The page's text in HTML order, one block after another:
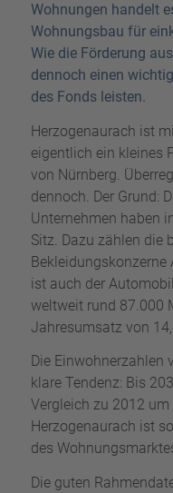
Wohnungen handelt
Wohnungsbau für
Wie die Förderung
dennoch einen
des Fonds leisten.
Herzogenaurach ist
eigentlich ein kleines
von Nürnberg.
dennoch. Der Grund:
Unternehmen haben
Sitz. Dazu zählen die
Bekleidungskonzerne
ist auch der
weltweit rund 87.000
Jahresumsatz von
Die Einwohnerzahlen
klare Tendenz: Bis
Vergleich zu 2012
Herzogenaurach ist
des
Die guten